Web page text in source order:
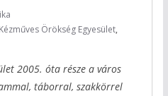
Kézműves Örökség Egyesület,
2005. óta része a város
táborral, szakkörrel